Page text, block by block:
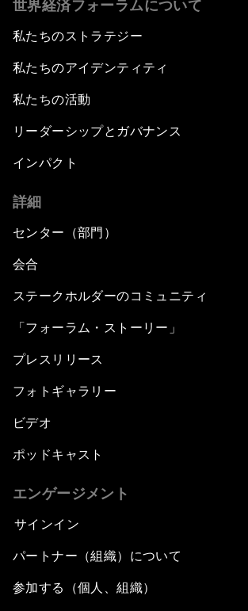
世界経済フォーラムについて
私たちのストラテジー
私たちのアイデンティティ
私たちの活動
リーダーシップとガバナンス
インパクト
詳細
センター（部門）
会合
ステークホルダーのコミュニティ
「フォーラム・ストーリー」
プレスリリース
フォトギャラリー
ビデオ
ポッドキャスト
エンゲージメント
サインイン
パートナー（組織）について
参加する（個人、組織）